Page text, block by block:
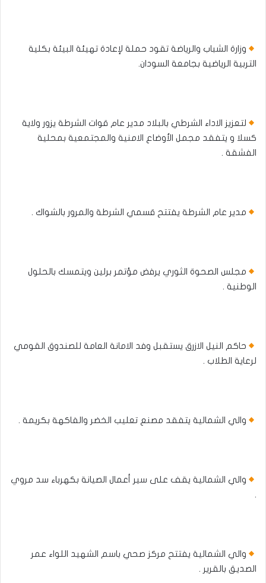
وزارة الشباب والرياضة تقود حملة لإعادة تهيئة البيئة بكلية
التربية الرياضية بجامعة السودان.
لتعزيز الاداء الشرطي بالبلاد مدير عام قوات الشرطة يزور ولاية
كسلا و يتفقد مجمل الأوضاع الامنية والمجتمعية بمحلية
الفشقة .
مدير عام الشرطة يفتتح قسمي الشرطة والمرور بالشواك .
مجلس الصحوة الثوري يرفض مؤتمر برلين ويتمسك بالحلول
الوطنية .
حاكم النيل الازرق يستقبل وفد الامانة العامة للصندوق القومي
لرعاية الطلاب .
والي الشمالية يتفقد مصنع تعليب الخضر والفاكهة بكريمة .
والي الشمالية يقف على سير أعمال الصيانة بكهرباء سد مروي
.
والي الشمالية يفتتح مركز صحي باسم الشهيد اللواء عمر
الصديق بالقرير .